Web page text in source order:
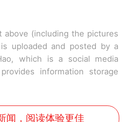
above (including the pictures
uploaded and posted by a
which is a social media
information storage
闻，阅读体验更佳